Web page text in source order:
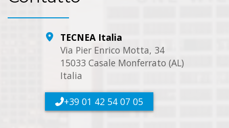
TECNEA Italia
Via Pier Enrico Motta, 34
15033 Casale Monferrato (AL)
Italia
+39 01 42 54 07 05